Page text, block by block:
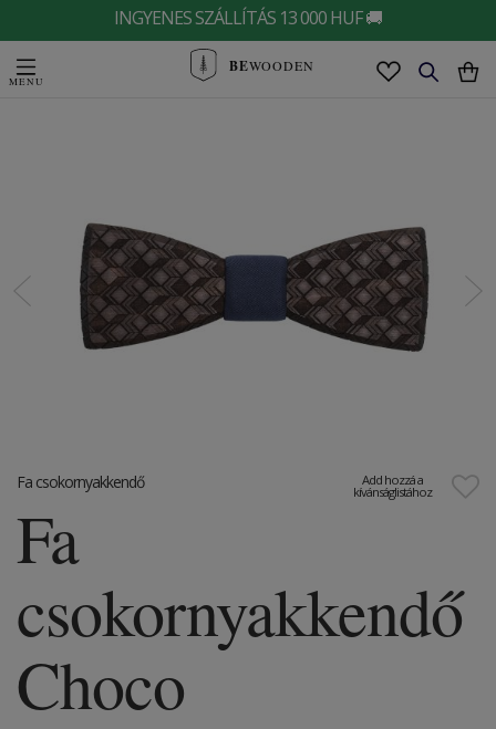
INGYENES SZÁLLÍTÁS 13 000 HUF 🚚
BEWOODEN
Add hozzá a
kívánságlistához
Fa csokornyakkendő
Fa
csokornyakkendő
Choco